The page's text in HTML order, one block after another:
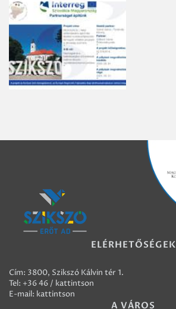
ELÉRHETŐSÉGEK
Cím: 3800, Szikszó Kálvin tér 1.
Tel: +36 46 / kattintson
E-mail: kattintson
A VÁROS